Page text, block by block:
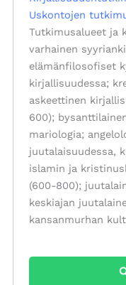
Uskontojen
Tutkimusalueet ja
varhainen
elämänfilosofiset
kirjallisuudessa;
askeettinen
600);
mariologia;
juutalaisuudessa,
islamin ja
(600-800);
keskiajan
kansanmurhan